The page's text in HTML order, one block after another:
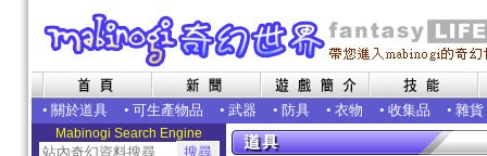
• 關於道具 • 可生產物品 • 武器 • 防具 • 衣物 • 收集品 • 雜貨
Mabinogi Search Engine